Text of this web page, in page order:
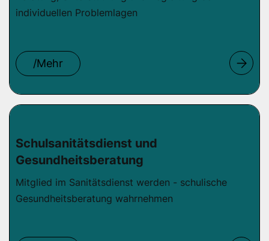
individuellen Problemlagen
/Mehr
Schulsanitätsdienst und
Gesundheitsberatung
Mitglied im Sanitätsdienst werden - schulische
Gesundheitsberatung wahrnehmen